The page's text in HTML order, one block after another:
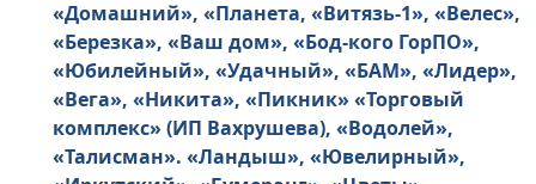
«Домашний», «Планета, «Витязь-1», «Велес»,
«Березка», «Ваш дом», «Бод-кого ГорПО»,
«Юбилейный», «Удачный», «БАМ», «Лидер»,
«Вега», «Никита», «Пикник» «Торговый
комплекс» (ИП Вахрушева), «Водолей»,
«Талисман». «Ландыш», «Ювелирный»,